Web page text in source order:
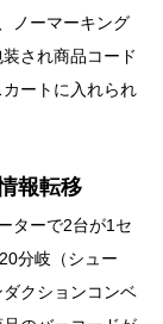
ノーマーキング
され商品コード
ートに入れられ
報転移
ターで2台が1セ
分岐（シュー
クションコンベ